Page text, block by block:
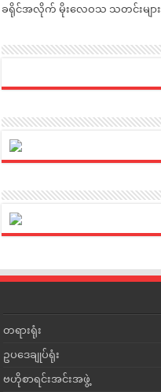
ခရိုင်အလိုက် မိုးလေဝသ သတင်းများ
တရားရုံး
ဥပဒေချုပ်ရုံး
ဗဟိုစာရင်းအင်းအဖွဲ့